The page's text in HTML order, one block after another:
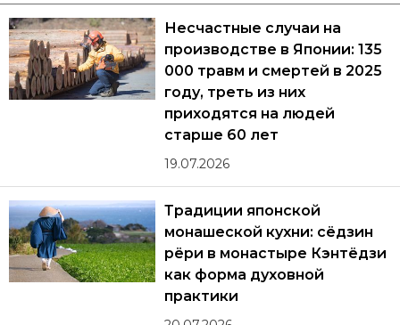
Несчастные случаи на
производстве в Японии: 135
000 травм и смертей в 2025
году, треть из них
приходятся на людей
старше 60 лет
19.07.2026
Традиции японской
монашеской кухни: сёдзин
рёри в монастыре Кэнтёдзи
как форма духовной
практики